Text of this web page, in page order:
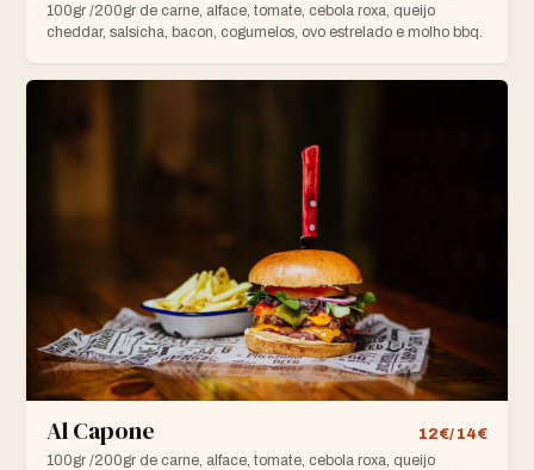
100gr /200gr de carne, alface, tomate, cebola roxa, queijo
cheddar, salsicha, bacon, cogumelos, ovo estrelado e molho bbq.
Al Capone
12€/ 14€
100gr /200gr de carne, alface, tomate, cebola roxa, queijo